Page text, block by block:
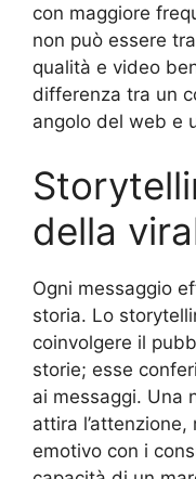
con maggiore
non può essere
qualità e video
differenza tra un
angolo del web e
della
Ogni messaggio
storia. Lo
coinvolgere il
storie; esse
ai messaggi. Una
attira
emotivo con i